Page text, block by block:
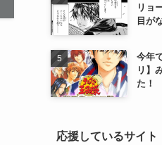
リョ
目が
今年
リ】
た！
応援しているサイト